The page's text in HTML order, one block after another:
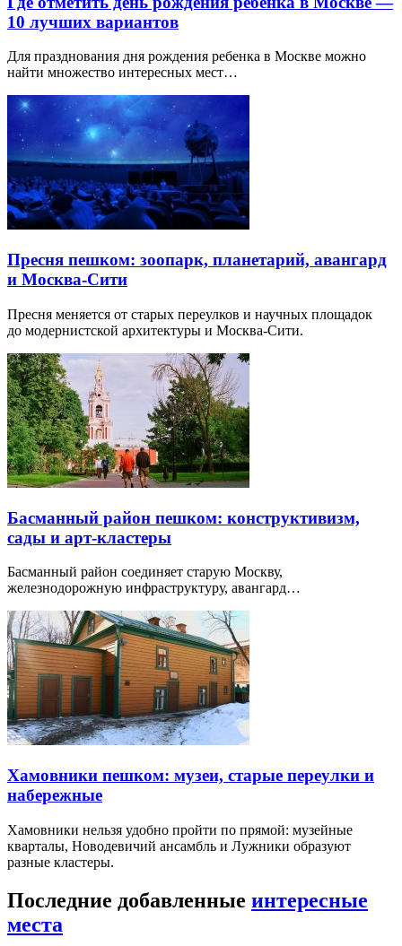
10 лучших вариантов
Для празднования дня рождения ребенка в Москве можно
найти множество интересных мест…
Пресня пешком: зоопарк, планетарий, авангард
и Москва-Сити
Пресня меняется от старых переулков и научных площадок
до модернистской архитектуры и Москва-Сити.
Басманный район пешком: конструктивизм,
сады и арт-кластеры
Басманный район соединяет старую Москву,
железнодорожную инфраструктуру, авангард…
Хамовники пешком: музеи, старые переулки и
набережные
Хамовники нельзя удобно пройти по прямой: музейные
кварталы, Новодевичий ансамбль и Лужники образуют
разные кластеры.
Последние добавленные интересные
места